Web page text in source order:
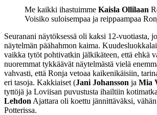
Me kaikki ihastuimme Kaisla Ollilaan
Voisiko suloisempaa ja reippaampaa
Seuranani näytöksessä oli kaksi 12-vuotiasta,
näytelmän päähahmon kaima.
vaikka tytöt pohtivatkin jälkikäteen, että ehkä
nuoremmat tykkäävät näytelmästä vielä
vahvasti, että Ronja vetoaa kaikenikäisiin,
eri tasoja. Kakkiaiset (Jani Johansson ja Mia
tyttöjä ja Loviisan puvustusta ihailtiin
Lehdon Ajattara oli koettu jännittäväksi,
Potterissa.